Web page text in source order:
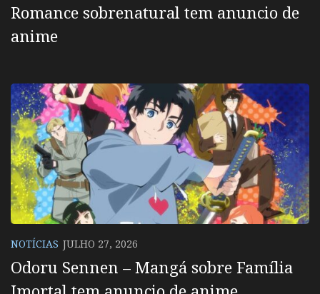
Romance sobrenatural tem anuncio de
anime
NOTÍCIAS JULHO 27, 2026
Odoru Sennen – Mangá sobre Família